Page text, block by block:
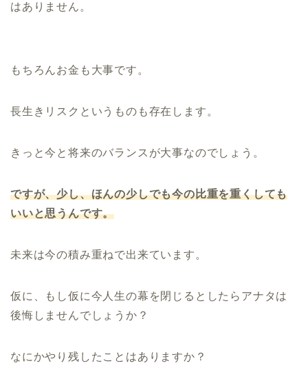
はありません。
もちろんお金も大事です。
長生きリスクというものも存在します。
きっと今と将来のバランスが大事なのでしょう。
ですが、少し、ほんの少しでも今の比重を重くしても
いいと思うんです。
未来は今の積み重ねで出来ています。
仮に、もし仮に今人生の幕を閉じるとしたらアナタは
後悔しませんでしょうか？
なにかやり残したことはありますか？